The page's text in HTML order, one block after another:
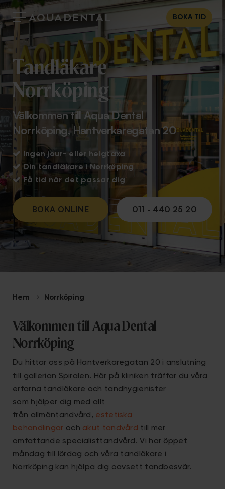
BOKA TID
Tandläkare
Norrköping
Välkommen till Aqua Dental
Norrköping, Hantverkaregatan 20
 Ingen jour- eller helgtaxa
 Din tandläkare i Norrköping
Få tid när det passar dig
BOKA ONLINE 011 - 440 25 20
Hem Norrköping
Välkommen till Aqua Dental
Norrköping
Du hittar oss på Hantverkaregatan 20 i anslutning
till gallerian Spiralen. Här på kliniken träffar du våra
erfarna tandläkare och tandhygienister
som hjälper dig med allt
från allmäntandvård, estetiska
behandlingar och akut tandvård till mer
omfattande specialisttandvård. Vi har öppet
måndag till lördag och våra tandläkare i
Norrköping kan hjälpa dig oavsett tandbesvär.